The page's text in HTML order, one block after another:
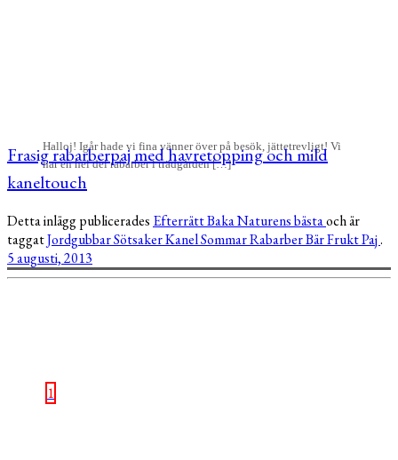
Halloj! Igår hade vi fina vänner över på besök, jättetrevligt! Vi
har en hel del rabarber i trädgården […]
Frasig rabarberpaj med havretopping och mild
kaneltouch
Detta inlägg publicerades EfterrättBakaNaturens bästaoch är
taggatJordgubbarSötsakerKanelSommarRabarberBärFruktPaj.
5 augusti, 2013
1